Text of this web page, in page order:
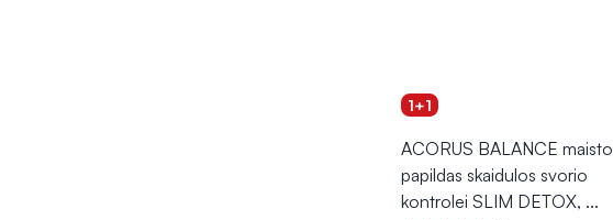
1+1
ACORUS BALANCE maisto
papildas skaidulos svorio
kontrolei SLIM DETOX, ...